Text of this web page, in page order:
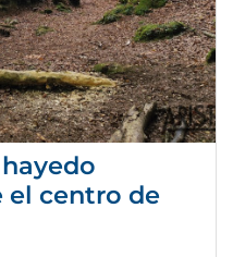
el centro de